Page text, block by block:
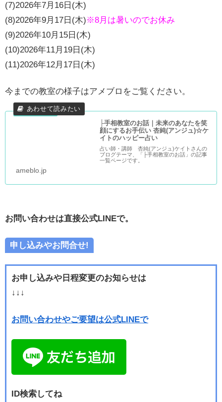
(7)2026年7月16日(木)
(8)2026年9月17日(木)※8月は暑いのでお休み
(9)2026年10月15日(木)
(10)2026年11月19日(木)
(11)2026年12月17日(木)
今までの教室の様子はアメブロをご覧ください。
├手相教室のお話｜未来のあなたを笑
顔にするお手伝い 杏純(アンジュ)☆ケ
イトのハッピー占い
占い師・講師 杏純(アンジュ)ケイトさんの
ブログテーマ、「├手相教室のお話」の記事
一覧ページです。
ameblo.jp
お問い合わせは直接公式LINEで。
申し込みやお問合せ!
お申し込みや日程変更のお知らせは
↓↓↓
お問い合わせやご要望は公式LINEで
ID検索してね